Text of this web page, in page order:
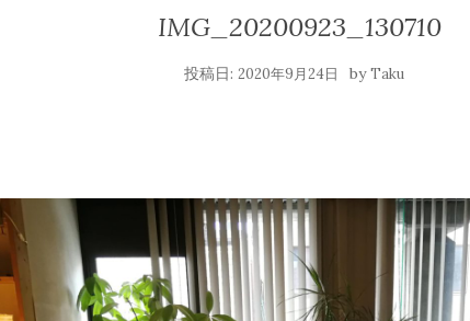
IMG_20200923_130710
投稿日: 2020年9月24日 byTaku